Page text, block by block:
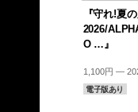
『守れ!夏
2026/
O …』
1,100円 —
電子版あり